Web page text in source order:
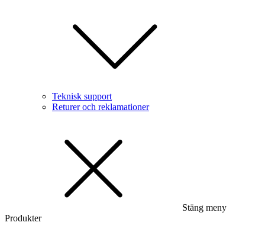
Teknisk support
Returer och reklamationer
Stäng meny
Produkter